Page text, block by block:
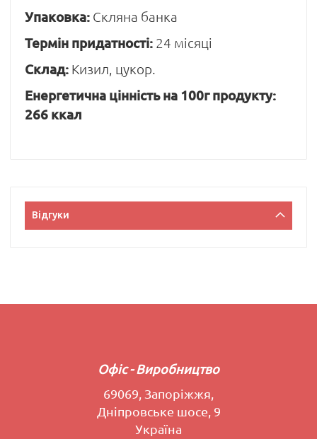
Упаковка: Скляна банка
Термін придатності: 24 місяці
Склад: Кизил, цукор.
Енергетична цінність на 100г продукту:
266 ккал
Відгуки
Офіс - Виробництво
69069, Запоріжжя,
Дніпровське шосе, 9
Україна